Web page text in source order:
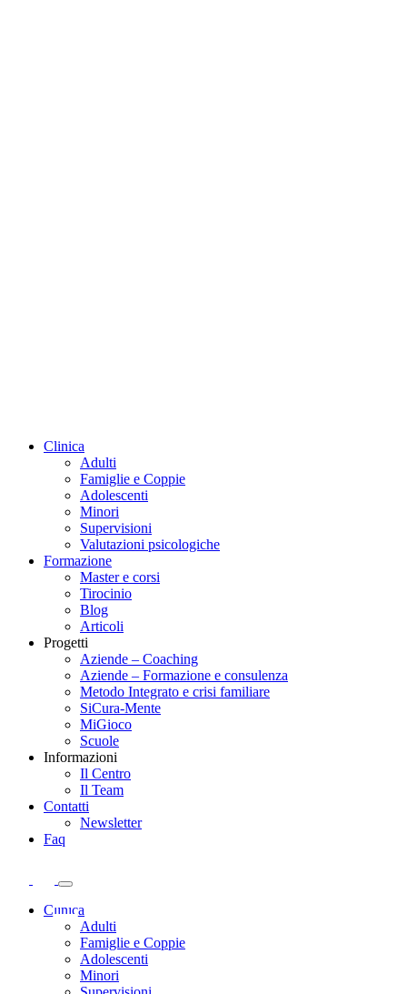
Clinica
Adulti
Famiglie e Coppie
Adolescenti
Minori
Supervisioni
Valutazioni psicologiche
Formazione
Master e corsi
Tirocinio
Blog
Articoli
Progetti
Aziende – Coaching
Aziende – Formazione e consulenza
Metodo Integrato e crisi familiare
SiCura-Mente
MiGioco
Scuole
Informazioni
Il Centro
Il Team
Contatti
Newsletter
Faq
Clinica
Adulti
Famiglie e Coppie
Adolescenti
Minori